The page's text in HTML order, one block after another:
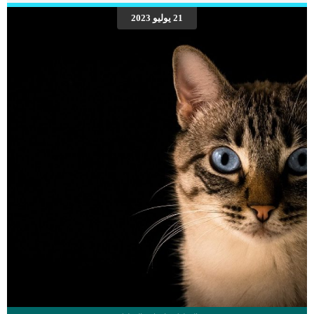
اخري قد لا تكون تعرفها تدلك على أن كلبك يشعر بالخوف و القلق. نقدم لك في هذا
21 يوليو 2023